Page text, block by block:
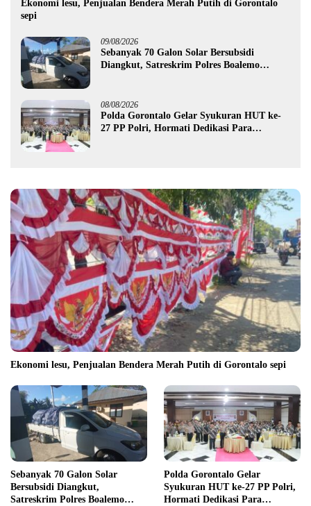
Ekonomi lesu, Penjualan Bendera Merah Putih di Gorontalo
sepi
09/08/2026
Sebanyak 70 Galon Solar Bersubsidi
Diangkut, Satreskrim Polres Boalemo
08/08/2026
Polda Gorontalo Gelar Syukuran HUT ke-
27 PP Polri, Hormati Dedikasi Para
Ekonomi lesu, Penjualan Bendera Merah Putih di Gorontalo sepi
Sebanyak 70 Galon Solar
Bersubsidi Diangkut,
Satreskrim Polres Boalemo
Polda Gorontalo Gelar
Syukuran HUT ke-27 PP Polri,
Hormati Dedikasi Para